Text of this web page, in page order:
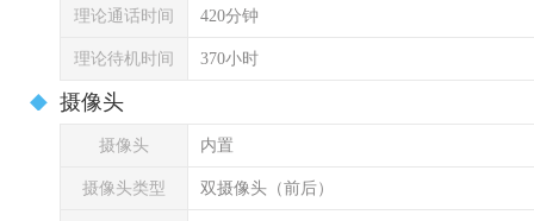
理论通话时间 420分钟
理论待机时间 370小时
摄像头
摄像头 内置
摄像头类型 双摄像头（前后）